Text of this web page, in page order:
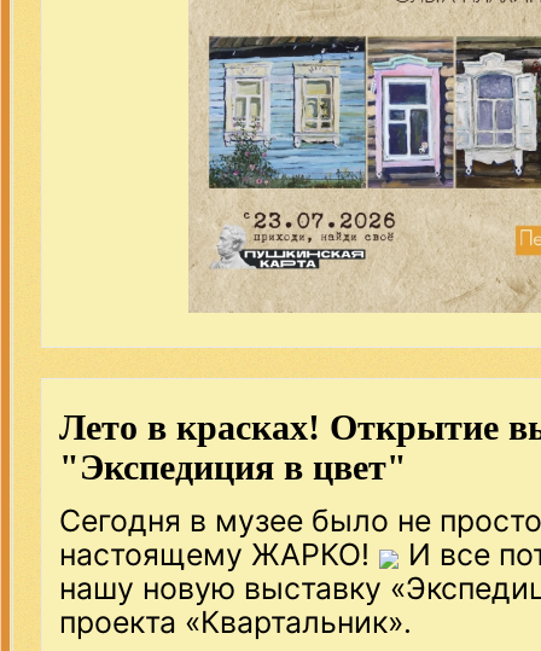
Лето в красках! Открытие
"Экспедиция в цвет"
Сегодня в музее было не
настоящему ЖАРКО!
И все
нашу новую выставку
проекта «Квартальник».